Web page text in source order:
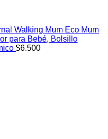
Walking Mum Eco Mum
para Bebé, Bolsillo
$6.500